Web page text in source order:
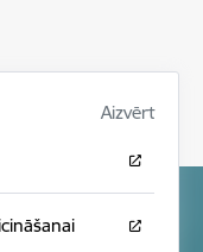
Aizvērt